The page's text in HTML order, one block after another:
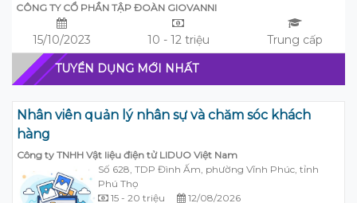
CÔNG TY CỔ PHẦN TẬP ĐOÀN GIOVANNI
15/10/2023 10 - 12 triệu
Trung cấp
TUYỂN DỤNG MỚI NHẤT
Nhân viên quản lý nhân sự và chăm sóc khách
hàng
Công ty TNHH Vật liệu điện tử LIDUO Việt Nam
Số 628, TDP Đình Ấm, phường Vĩnh Phúc, tỉnh
Phú Thọ
15 - 20 triệu
12/08/2026